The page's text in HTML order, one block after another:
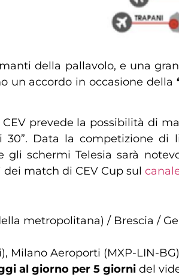
della pallavolo, e una
un accordo in occasione della
CEV prevede la possibilità di
30”. Data la competizione
gli schermi Telesia sarà
match di CEV Cup sul
metropolitana) / Brescia /
Milano Aeroporti (MXP-LIN-BG)
al giorno per 5 giorni del